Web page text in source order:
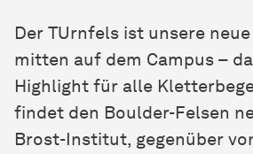
Der TUrnfels ist unsere
mitten auf dem Campus –
Highlight für alle
findet den Boulder-Felsen
Brost-Institut, gegenüber